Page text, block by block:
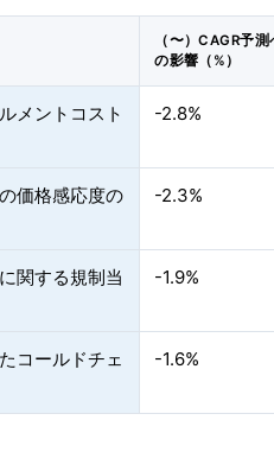
（〜）CAGR予測
の影響（%）
メントコスト
-2.8%
価格感応度の
-2.3%
関する規制当
-1.9%
コールドチェ
-1.6%